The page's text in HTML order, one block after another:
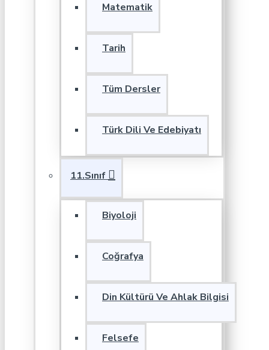
Matematik
Tarih
Tüm Dersler
Türk Dili Ve Edebiyatı
11.Sınıf
Biyoloji
Coğrafya
Din Kültürü Ve Ahlak Bilgisi
Felsefe